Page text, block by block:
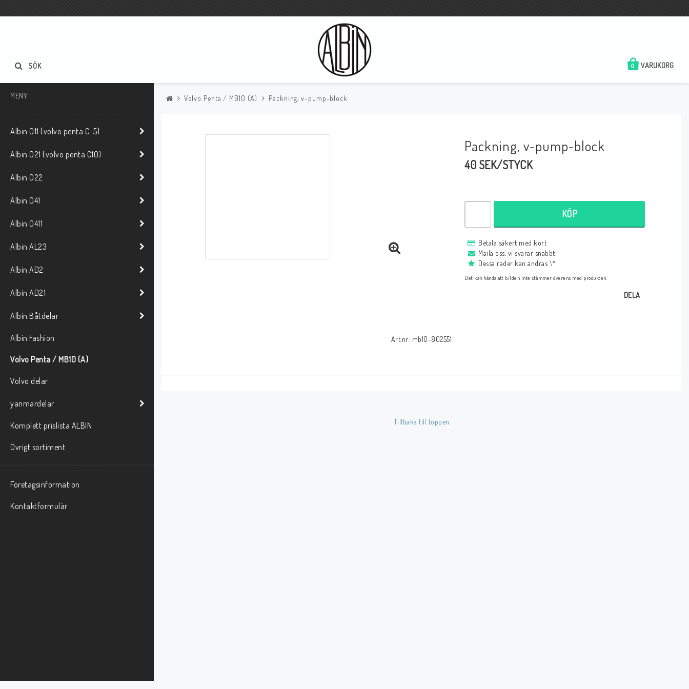
VARUKORG
0
SÖK
MENY
Albin O11 (volvo penta C-5)
Albin O21 (volvo penta C10)
Albin O22
Albin O41
Albin O411
Albin AL23
Albin AD2
Albin AD21
Albin Båtdelar
Albin Fashion
Volvo Penta / MB10 (A)
Volvo delar
yanmardelar
Komplett prislista ALBIN
Övrigt sortiment.
Företagsinformation
Kontaktformulär
Volvo Penta / MB10 (A) Packning, v-pump-block
Packning, v-pump-block
40 SEK/STYCK
KÖP
Betala säkert med kort
Maila oss, vi svarar snabbt!
Dessa rader kan ändras \*
Det kan hända att bilden inte stämmer överens med produkten.
DELA
Art.nr: mb10-802551
Tillbaka till toppen